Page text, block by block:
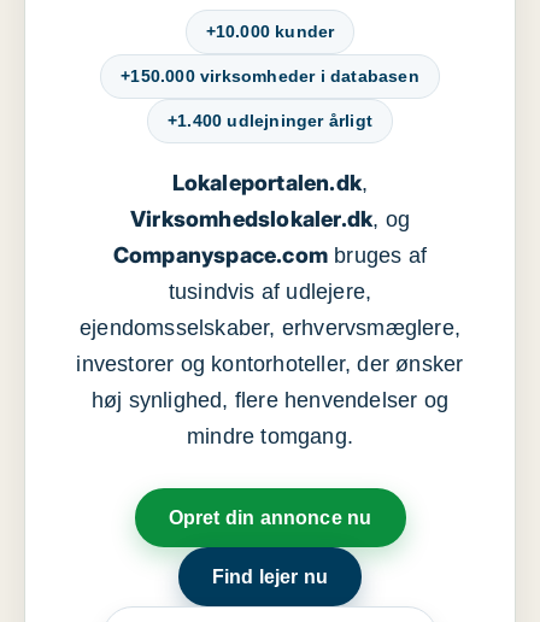
+10.000 kunder
+150.000 virksomheder i databasen
+1.400 udlejninger årligt
Lokaleportalen.dk,
Virksomhedslokaler.dk, og
Companyspace.com bruges af
tusindvis af udlejere,
ejendomsselskaber, erhvervsmæglere,
investorer og kontorhoteller, der ønsker
høj synlighed, flere henvendelser og
mindre tomgang.
Opret din annonce nu
Find lejer nu